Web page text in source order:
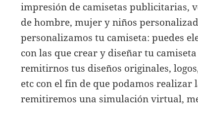
impresión de camisetas publicitarias,
de hombre, mujer y niños
personalizamos tu camiseta: puedes
con las que crear y diseñar tu
remitirnos tus diseños originales,
etc con el fin de que podamos realizar
remitiremos una simulación virtual,